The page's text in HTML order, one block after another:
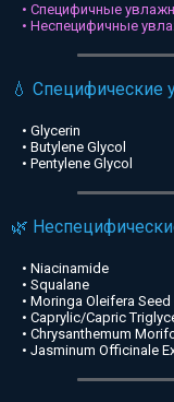
• Специфичные
• Неспецифичные
💧 Специфические
• Glycerin
• Butylene Glycol
• Pentylene Glycol
🌿
• Niacinamide
• Squalane
• Moringa Oleifera Seed
• Caprylic/Capric
• Chrysanthemum
• Jasminum Officinale